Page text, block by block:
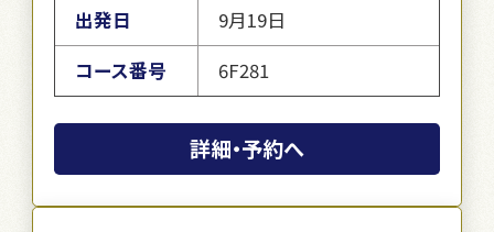
出発日
9月19日
コース番号
6F281
詳細・予約へ